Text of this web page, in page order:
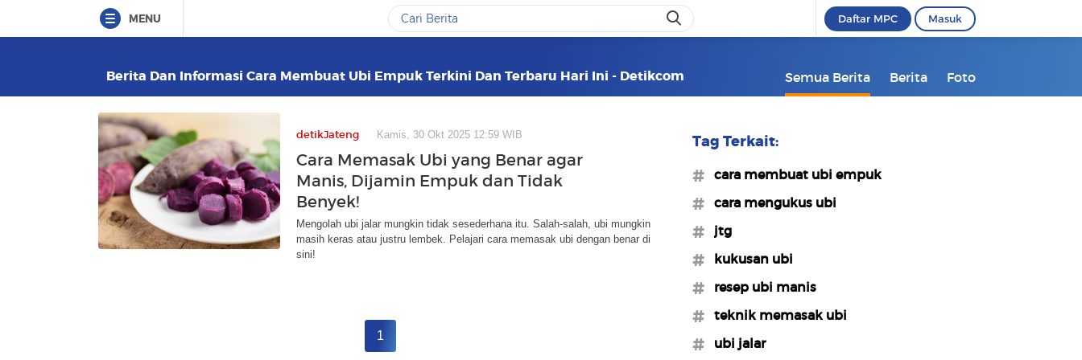
MENU Daftar MPC Masuk
Berita Dan Informasi Cara Membuat Ubi Empuk Terkini Dan Terbaru Hari Ini - Detikcom Semua Berita Berita Foto
detikJateng Kamis, 30 Okt 2025 12:59 WIB
Cara Memasak Ubi yang Benar agar
Manis, Dijamin Empuk dan Tidak
Benyek!
Mengolah ubi jalar mungkin tidak sesederhana itu. Salah-salah, ubi mungkin
masih keras atau justru lembek. Pelajari cara memasak ubi dengan benar di
sini!
1
Tag Terkait:
#cara membuat ubi empuk
#cara mengukus ubi
#jtg
#kukusan ubi
#resep ubi manis
#teknik memasak ubi
#ubi jalar